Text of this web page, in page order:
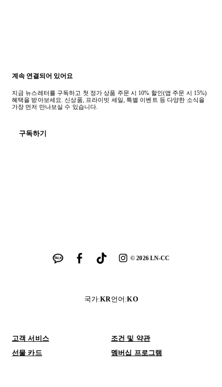
계속 연결되어 있어요
지금 뉴스레터를 구독하고 첫 정가 상품 주문 시 10% 할인(앱 주문 시 15%)
혜택을 받아보세요. 신상품, 프라이빗 세일, 특별 이벤트 등 다양한 소식을
가장 먼저 만나보실 수 있습니다.
구독하기
©2026LN-CC
국가:KR언어 :KO
고객 서비스
조건 및 약관
선물 카드
멤버십 프로그램